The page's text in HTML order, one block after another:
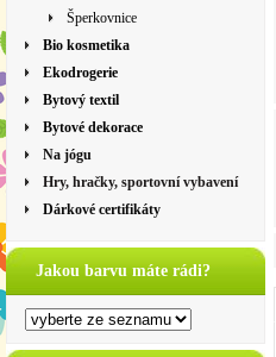
Šperkovnice
Bio kosmetika
Ekodrogerie
Bytový textil
Bytové dekorace
Na jógu
Hry, hračky, sportovní vybavení
Dárkové certifikáty
Jakou barvu máte rádi?